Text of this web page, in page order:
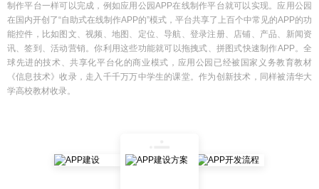
制作平台一样可以完成，例如应用公园APP在线制作平台就可以实现。应用公园
在国内开创了“自助式在线制作APP的”模式，平台共享了上百个中常见的APP的功
能控件，比如图文、视频、地图、定位、导航、登录注册、店铺、产品、新闻资
讯、签到、活动营销。你利用这些功能就可以拖拽式、拼图式快速制作APP。全
球先进的技术、共享化平台化的商业模式，应用公园已经被国家义务教育教材
《信息技术》收录，走入千千万万中学生的课堂。作为创新技术，同样被清华大
学高校教材收录。